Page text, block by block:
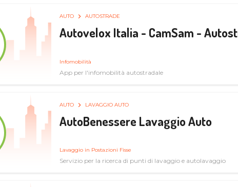
AUTO AUTOSTRADE
Autovelox Italia - CamSam -
Infomobilità
App per l'infomobilità autostradale
AUTO LAVAGGIO AUTO
AutoBenessere Lavaggio Auto
Lavaggio in Postazioni Fisse
Servizio per la ricerca di punti di lavaggio e autolavaggio